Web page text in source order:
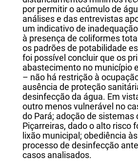
por permitir o acúmulo de
análises e das entrevistas
um indicativo de
à presença de coliformes
os padrões de potabilidade
foi possível concluir que os
abastecimento no município
– não há restrição à
ausência de proteção
desinfecção da água. Em
outro menos vulnerável no
do Pará; adoção de
Piçarreiras, dado o alto risco
lixão municipal; obediência
processo de desinfecção
casos analisados.